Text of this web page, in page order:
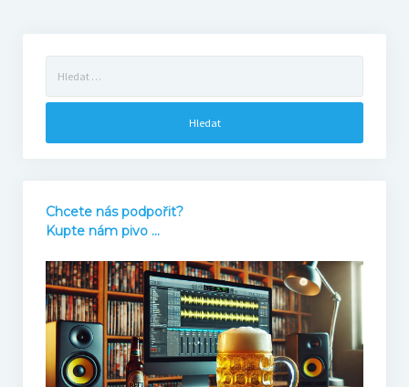
2024
Mikovy mini recenze
Honzův blog
Chcete nás podpořit?
Kupte nám pivo ...